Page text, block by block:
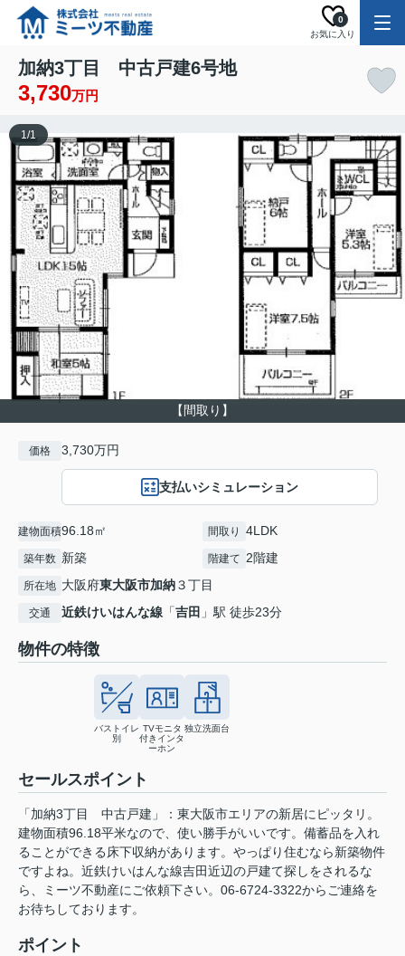
お気に入り
0
加納3丁目 中古戸建6号地
3,730万円
【間取り】
1/1
価格 3,730万円
支払いシミュレーション
建物面積96.18㎡ 間取り 4LDK
築年数 新築 階建て 2階建
所在地 大阪府東大阪市加納３丁目
交通 近鉄けいはんな線 「吉田 」駅 徒歩23分
物件の特徴
バストイレ
別
TVモニタ
付きインタ
ーホン
独立洗面台
セールスポイント
「加納3丁目 中古戸建」：東大阪市エリアの新居にピッタリ。
建物面積96.18平米なので、使い勝手がいいです。備蓄品を入れ
ることができる床下収納があります。やっぱり住むなら新築物件
ですよね。近鉄けいはんな線吉田近辺の戸建て探しをされるな
ら、ミーツ不動産にご依頼下さい。06-6724-3322からご連絡を
お待ちしております。
ポイント